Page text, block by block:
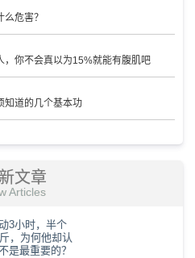
危害？
，你不会真以为15%就能有腹肌吧
知道的几个基本功
文章
Articles
3小时，半个
，为何他却认
是最重要的？